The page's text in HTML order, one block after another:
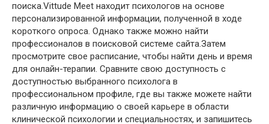
поиска.Vittude Meet находит психологов на основе
персонализированной информации, полученной в ходе
короткого опроса. Однако также можно найти
профессионалов в поисковой системе сайта.Затем
просмотрите свое расписание, чтобы найти день и время
для онлайн-терапии. Сравните свою доступность с
доступностью выбранного психолога в
профессиональном профиле, где вы также можете найти
различную информацию о своей карьере в области
клинической психологии и специальностях, и запишитесь